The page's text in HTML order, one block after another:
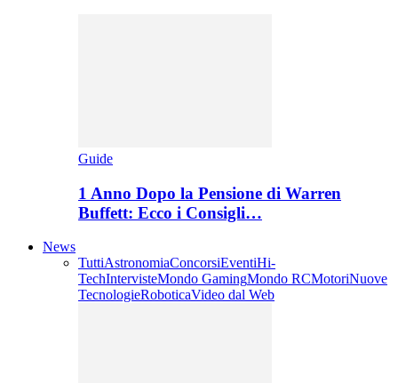
Guide
1 Anno Dopo la Pensione di Warren
Buffett: Ecco i Consigli…
News
TuttiAstronomiaConcorsiEventiHi-
TechIntervisteMondo GamingMondo RCMotoriNuove
TecnologieRoboticaVideo dal Web